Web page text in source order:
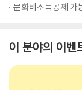
문화비소득공제 가
이 분야의 이벤